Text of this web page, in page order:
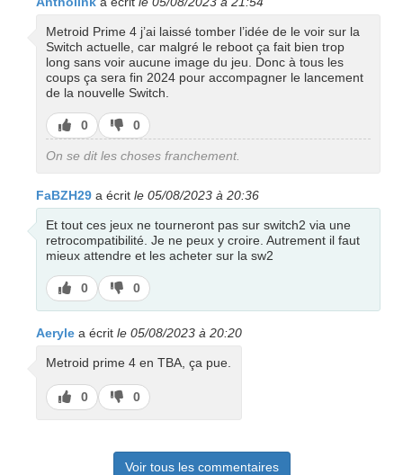
Metroid Prime 4 j’ai laissé tomber l’idée de le voir sur la
Switch actuelle, car malgré le reboot ça fait bien trop
long sans voir aucune image du jeu. Donc à tous les
coups ça sera fin 2024 pour accompagner le lancement
de la nouvelle Switch.
J’aime
0
J’aime
pas
0
On se dit les choses franchement.
FaBZH29 a écrit le 05/08/2023 à 20:36
Et tout ces jeux ne tourneront pas sur switch2 via une
retrocompatibilité. Je ne peux y croire. Autrement il faut
mieux attendre et les acheter sur la sw2
J’aime
0
J’aime
pas
0
Aeryle a écrit le 05/08/2023 à 20:20
Metroid prime 4 en TBA, ça pue.
J’aime
0
J’aime
pas
0
Voir tous les commentaires